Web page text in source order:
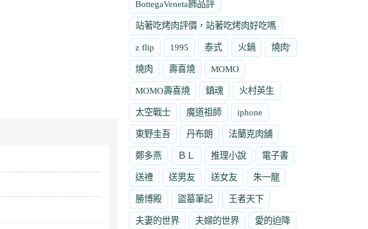
BottegaVeneta飾品評
站著吃烤肉評價，站著吃烤肉好吃嗎
z flip 1995 泰式 火鍋 燒肉'
燒肉 壽喜燒 MOMO
MOMO壽喜燒 鎮魂 火村英生
太空戰士 魔道祖師 iphone
東野圭吾 丹布朗 法蘭克肉舖
鄭多燕 ＢＬ 推理小說 電子書
送禮 送男友 送女友 朱一龍
勝博殿 盜墓筆記 王者天下
夫妻的世界 夫婦的世界 愛的迫降